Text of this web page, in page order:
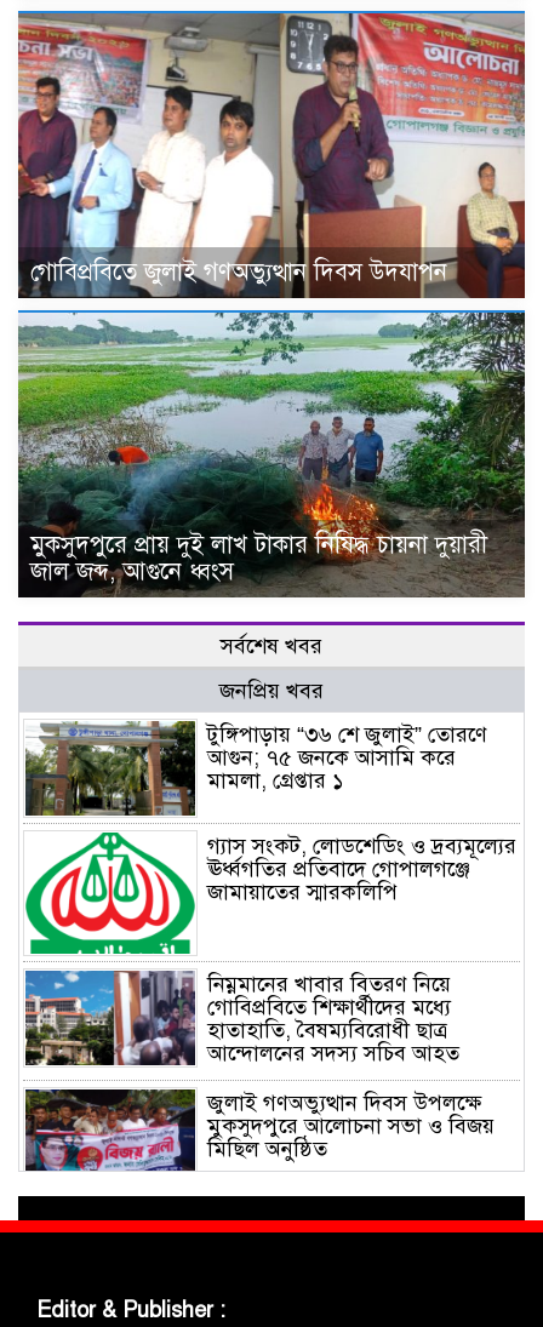
গোবিপ্রবিতে জুলাই গণঅভ্যুত্থান দিবস উদযাপন
মুকসুদপুরে প্রায় দুই লাখ টাকার নিষিদ্ধ চায়না দুয়ারী
জাল জব্দ, আগুনে ধ্বংস
সর্বশেষ খবর
জনপ্রিয় খবর
টুঙ্গিপাড়ায় “৩৬ শে জুলাই” তোরণে
আগুন; ৭৫ জনকে আসামি করে
মামলা, গ্রেপ্তার ১
গ্যাস সংকট, লোডশেডিং ও দ্রব্যমূল্যের
ঊর্ধ্বগতির প্রতিবাদে গোপালগঞ্জে
জামায়াতের স্মারকলিপি
নিম্নমানের খাবার বিতরণ নিয়ে
গোবিপ্রবিতে শিক্ষার্থীদের মধ্যে
হাতাহাতি, বৈষম্যবিরোধী ছাত্র
আন্দোলনের সদস্য সচিব আহত
জুলাই গণঅভ্যুত্থান দিবস উপলক্ষে
মুকসুদপুরে আলোচনা সভা ও বিজয়
মিছিল অনুষ্ঠিত
গোবিপ্রবিতে জুলাই গণঅভ্যুত্থান দিবস
উদযাপন
Editor & Publisher :